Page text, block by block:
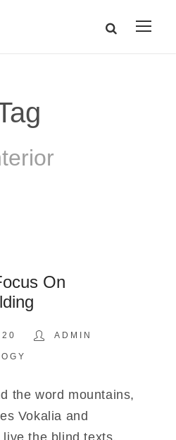
On
ADMIN
the word mountains,
Vokalia and
the blind texts.